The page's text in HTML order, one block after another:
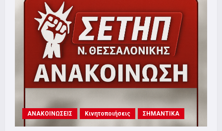
ΑΝΑΚΟΙΝΩΣΕΙΣ Κινητοποιήσεις ΣΗΜΑΝΤΙΚΑ